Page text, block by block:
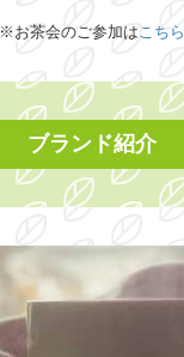
※お茶会のご参加はこちら
ブランド紹介